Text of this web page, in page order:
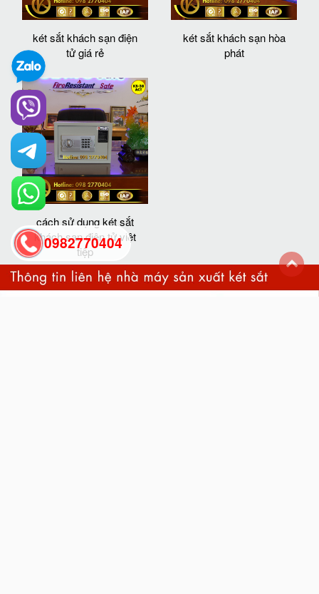
két sắt khách sạn điện
tử giá rẻ
két sắt khách sạn hòa
phát
cách sử dụng két sắt
khách sạn điện tử việt
tiệp
0982770404
back